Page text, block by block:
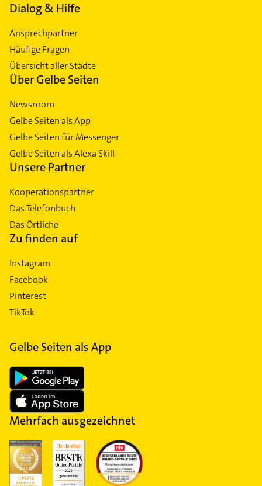
Dialog & Hilfe
Ansprechpartner
Häufige Fragen
Übersicht aller Städte
Über Gelbe Seiten
Newsroom
Gelbe Seiten als App
Gelbe Seiten für Messenger
Gelbe Seiten als Alexa Skill
Unsere Partner
Kooperationspartner
Das Telefonbuch
Das Örtliche
Zu finden auf
Instagram
Facebook
Pinterest
TikTok
Gelbe Seiten als App
Mehrfach ausgezeichnet